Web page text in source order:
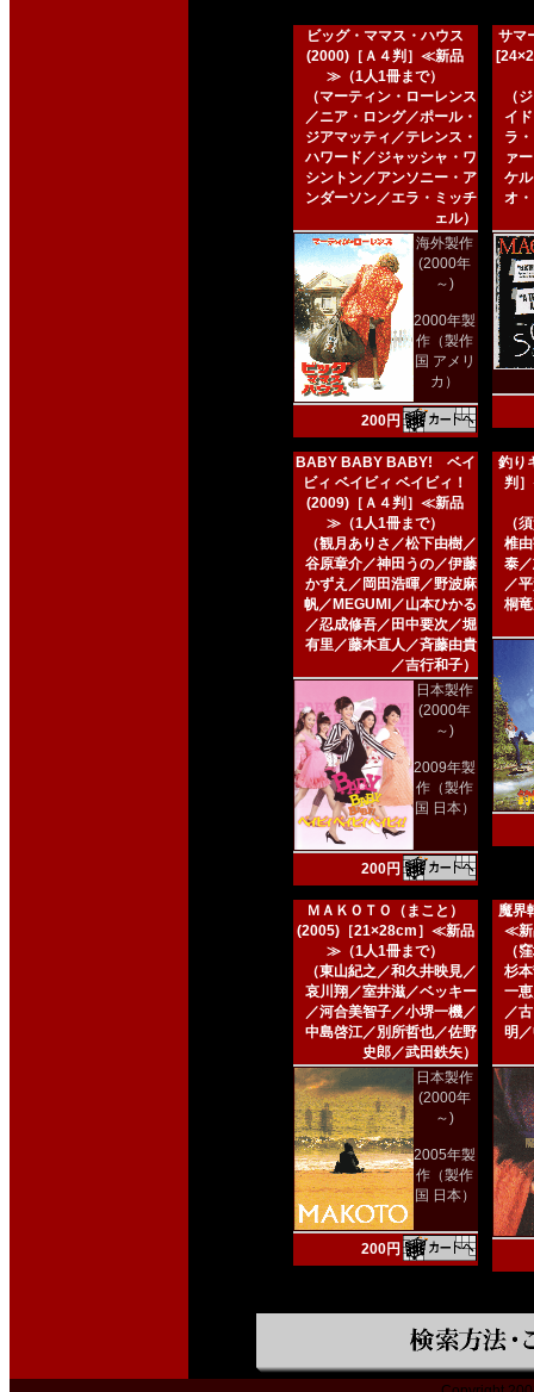
ビッグ・ママス・ハウス
(2000)［Ａ４判］≪新品
≫（1人1冊まで）
（マーティン・ローレンス
／ニア・ロング／ポール・
ジアマッティ／テレンス・
ハワード／ジャッシャ・ワ
シントン／アンソニー・ア
ンダーソン／エラ・ミッチ
ェル）
海外製作
(2000年
～)
2000年製
作（製作
国 アメリ
カ）
200円
サマ
（
イ
ラ
ァ
ケ
オ
BABY BABY BABY! ベイ
ビィ ベイビィ ベイビィ！
(2009)［Ａ４判］≪新品
≫（1人1冊まで）
（観月ありさ／松下由樹／
谷原章介／神田うの／伊藤
かずえ／岡田浩暉／野波麻
帆／MEGUMI／山本ひかる
／忍成修吾／田中要次／堀
有里／藤木直人／斉藤由貴
／吉行和子）
日本製作
(2000年
～)
2009年製
作（製作
国 日本）
200円
釣り
判
（
椎
泰
／
桐
ＭＡＫＯＴＯ（まこと）
(2005)［21×28cm］≪新品
≫（1人1冊まで）
（東山紀之／和久井映見／
哀川翔／室井滋／ベッキー
／河合美智子／小堺一機／
中島啓江／別所哲也／佐野
史郎／武田鉄矢）
日本製作
(2000年
～)
2005年製
作（製作
国 日本）
200円
魔界
≪新
（
杉
一
／
明